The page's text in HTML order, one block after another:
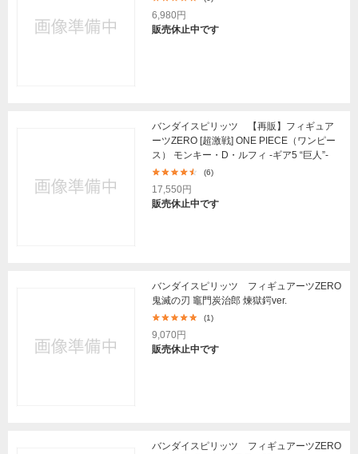
6,980円
販売休止中です
バンダイスピリッツ 【再販】フィギュア
ーツZERO [超激戦] ONE PIECE（ワンピー
ス） モンキー・D・ルフィ -ギア5 “巨人”-
(6)
17,550円
販売休止中です
バンダイスピリッツ フィギュアーツZERO
鬼滅の刃 竈門炭治郎 煉獄鍔ver.
(1)
9,070円
販売休止中です
バンダイスピリッツ フィギュアーツZERO